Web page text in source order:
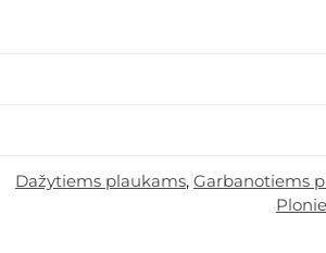
Dažytiems plaukams, Garbanotiems